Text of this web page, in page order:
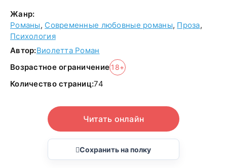
Жанр:
Романы, Современные любовные романы, Проза,
Психология
Автор:Виолетта Роман
Возрастное ограничение 18+
Количество страниц:74
Читать онлайн
Сохранить на полку